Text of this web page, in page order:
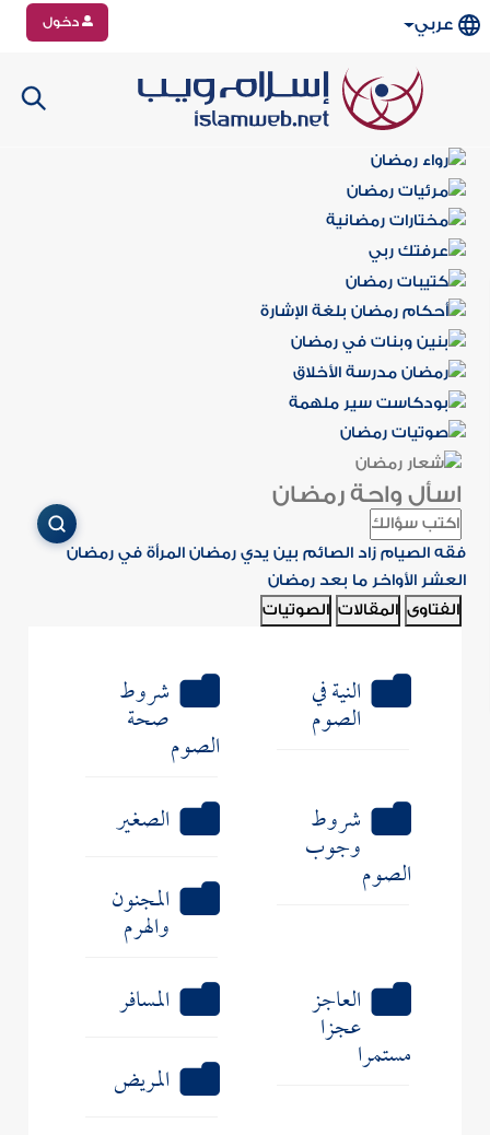
عربي دخول
اسأل واحة رمضان
فقه الصيام زاد الصائم بين يدي رمضان المرأة في رمضان
العشر الأواخر ما بعد رمضان
الفتاوى المقالات الصوتيات
النية في
الصوم
شروط
صحة
الصوم
شروط
وجوب
الصوم
الصغير
المجنون
والهرم
العاجز
عجزا
مستمرا
المسافر
المريض